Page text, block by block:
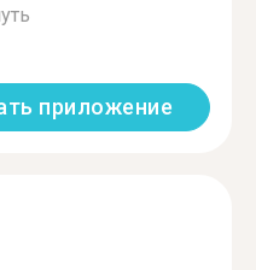
приложение